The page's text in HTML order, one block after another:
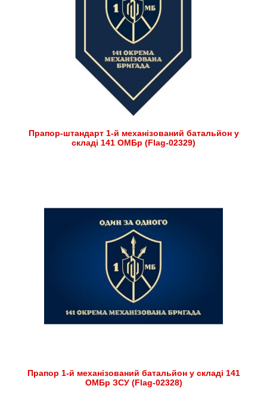
Прапор-штандарт 1-й механізований батальйон у
складі 141 ОМБр (Flag-02329)
Прапор 1-й механізований батальйон у складі 141
ОМБр ЗСУ (Flag-02328)